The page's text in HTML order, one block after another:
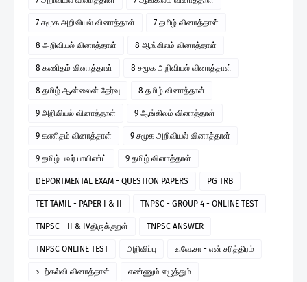
7 சமூக அறிவியல் வினாத்தாள் 7 தமிழ் வினாத்தாள்
8 அறிவியல் வினாத்தாள் 8 ஆங்கிலம் வினாத்தாள்
8 கணிதம் வினாத்தாள் 8 சமூக அறிவியல் வினாத்தாள்
8 தமிழ் ஆன்லைன் தேர்வு 8 தமிழ் வினாத்தாள்
9 அறிவியல் வினாத்தாள் 9 ஆங்கிலம் வினாத்தாள்
9 கணிதம் வினாத்தாள் 9 சமூக அறிவியல் வினாத்தாள்
9 தமிழ் பவர் பாயிண்ட் 9 தமிழ் வினாத்தாள்
DEPORTMENTAL EXAM - QUESTION PAPERS PG TRB
TET TAMIL - PAPER I & II TNPSC - GROUP 4 - ONLINE TEST
TNPSC - II & IVதிருக்குறள் TNPSC ANSWER
TNPSC ONLINE TEST அறிவிப்பு உ.வே.சா - என் சரித்திரம்
உடற்கல்வி வினாத்தாள் எண்ணும் எழுத்தும்